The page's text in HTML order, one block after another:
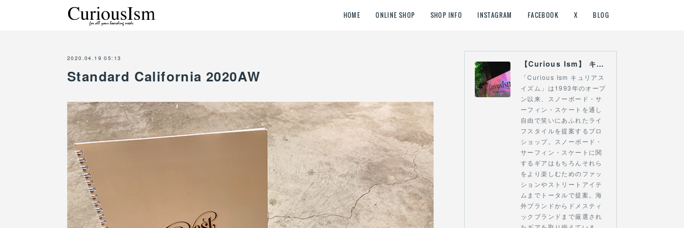
HOME ONLINE SHOP SHOP INFO INSTAGRAM FACEBOOK X BLOG
2020.04.19 05:13
Standard California 2020AW
【Curious Ism】 キュリアスイズム l スノーボードショップ サーフショップ 福島県 会津若松市 郡山市 通販
「Curious Ism キュリアス
イズム」は1993年のオープ
ン以来、スノーボード・サ
ーフィン・スケートを通し
自由で笑いにあふれたライ
フスタイルを提案するプロ
ショップ。スノーボード・
サーフィン・スケートに関
するギアはもちろんそれら
をより楽しむためのファッ
ションやストリートアイテ
ムまでトータルで提案。海
外ブランドからドメスティ
ックブランドまで厳選され